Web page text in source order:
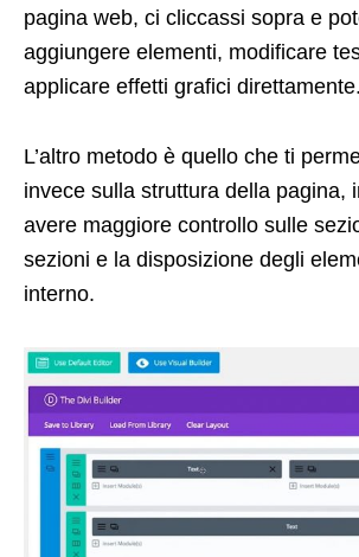
pagina web, ci cliccassi sopra e
aggiungere elementi, modificare
applicare effetti grafici direttamente.
L’altro metodo è quello che ti
invece sulla struttura della pagina,
avere maggiore controllo sulle
sezioni e la disposizione degli
interno.